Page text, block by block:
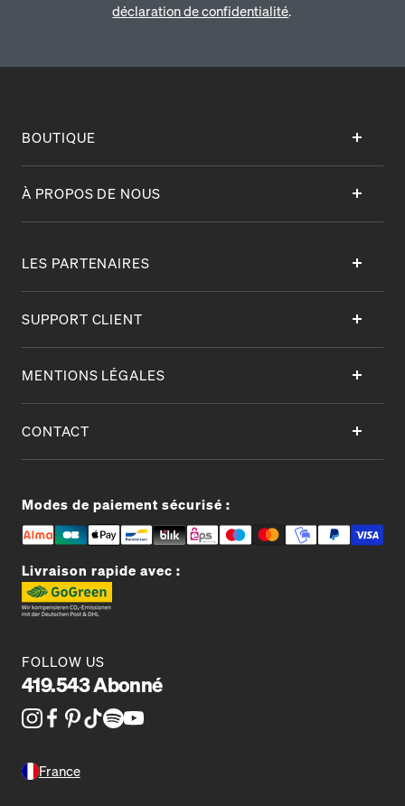
déclaration de confidentialité.
BOUTIQUE
À PROPOS DE NOUS
LES PARTENAIRES
SUPPORT CLIENT
MENTIONS LÉGALES
CONTACT
Modes de paiement sécurisé :
Livraison rapide avec :
FOLLOW US
419.543 Abonné
France